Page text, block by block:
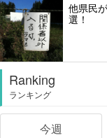
他県民
選！
Ranking
ランキング
今週